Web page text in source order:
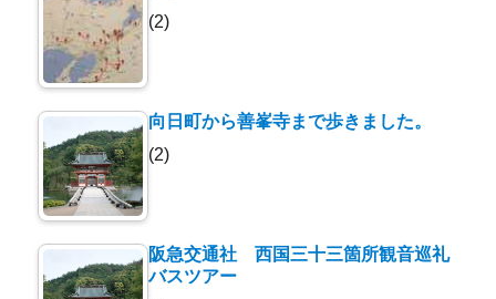
(2)
向日町から善峯寺まで歩きました。
(2)
阪急交通社 西国三十三箇所観音巡礼
バスツアー